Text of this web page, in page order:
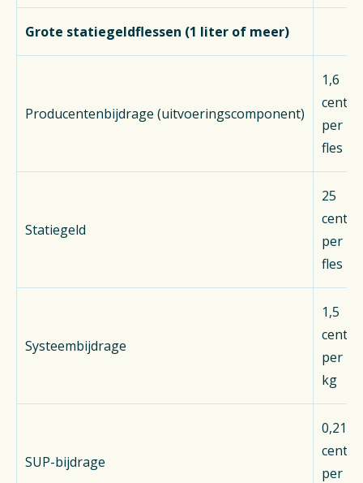
Grote statiegeldflessen (1 liter of meer)
Producentenbijdrage (uitvoeringscomponent)
1,6
cent
per
fles
Statiegeld
25
cent
per
fles
Systeembijdrage
1,5
cent
per
kg
SUP-bijdrage
0,21
cent
per